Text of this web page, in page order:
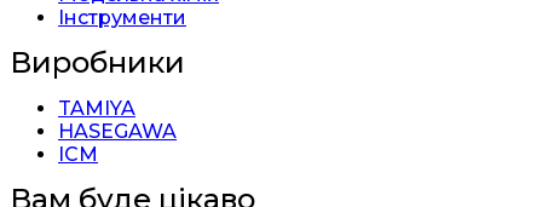
Інструменти
Виробники
TAMIYA
HASEGAWA
ICM
Вам буде цікаво